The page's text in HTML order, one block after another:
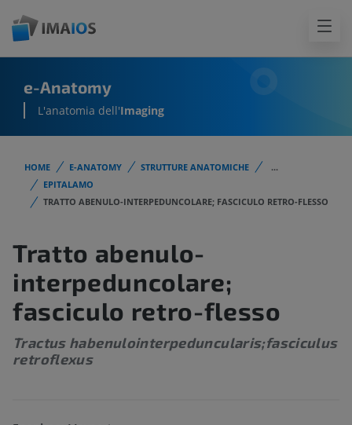
e-Anatomy
L'anatomia dell'Imaging
HOME E-ANATOMY STRUTTURE ANATOMICHE
...
EPITALAMO
TRATTO ABENULO-INTERPEDUNCOLARE; FASCICULO RETRO-FLESSO
Tratto abenulo-
interpeduncolare;
fasciculo retro-flesso
Tractus habenulointerpeduncularis;fasciculus
retroflexus